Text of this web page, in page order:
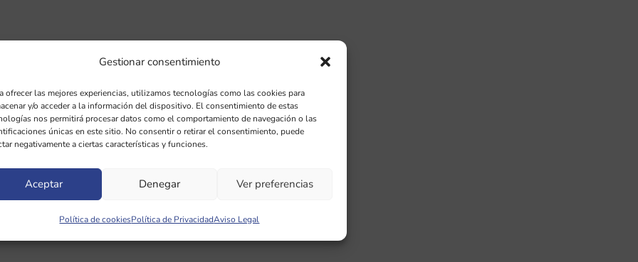
Gestionar consentimiento
ofrecer las mejores experiencias, utilizamos tecnologías como las cookies para
y/o acceder a la información del dispositivo. El consentimiento de estas
nos permitirá procesar datos como el comportamiento de navegación o las
únicas en este sitio. No consentir o retirar el consentimiento, puede
negativamente a ciertas características y funciones.
Aceptar Denegar Ver preferencias
Política de cookiesPolítica de PrivacidadAviso Legal